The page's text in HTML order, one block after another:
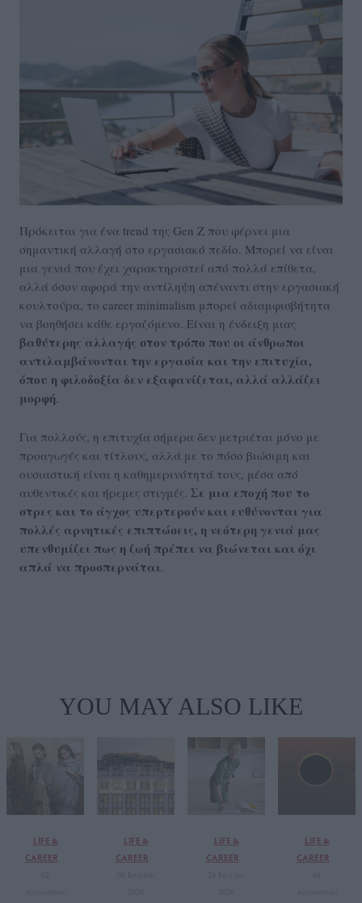
Πρόκειται για ένα trend της Gen Z που φέρνει μια
σημαντική αλλαγή στο εργασιακό πεδίο. Μπορεί να είναι
μια γενιά που έχει χαρακτηριστεί από πολλά επίθετα,
αλλά όσον αφορά την αντίληψη απέναντι στην εργασιακή
κουλτούρα, το career minimalism μπορεί αδιαμφισβήτητα
να βοηθήσει κάθε εργαζόμενο. Είναι η ένδειξη μιας
βαθύτερης αλλαγής στον τρόπο που οι άνθρωποι
αντιλαμβάνονται την εργασία και την επιτυχία,
όπου η φιλοδοξία δεν εξαφανίζεται, αλλά αλλάζει
μορφή
Για πολλούς, η επιτυχία σήμερα δεν μετριέται μόνο με
προαγωγές και τίτλους, αλλά με το πόσο βιώσιμη και
ουσιαστική είναι η καθημερινότητά τους, μέσα από
αυθεντικές και ήρεμες στιγμές. Σε μια εποχή που το
στρες και το άγχος υπερτερούν και ευθύνονται για
πολλές αρνητικές επιπτώσεις, η νεότερη γενιά μας
υπενθυμίζει πως η ζωή πρέπει να βιώνεται και όχι
απλά να προσπερνάται
YOU MAY ALSO LIKE
LIFE &
CAREER
LIFE &
CAREER
LIFE &
CAREER
LIFE &
CAREER